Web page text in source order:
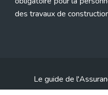
des travaux de
Le guide de